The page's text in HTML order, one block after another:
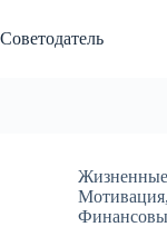
к
сути
Советодатель
Мотивация,